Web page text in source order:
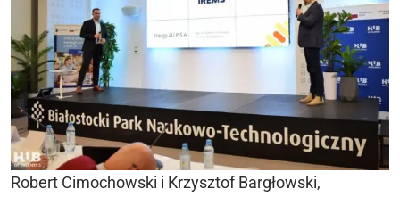
Robert Cimochowski i Krzysztof Bargłowski,